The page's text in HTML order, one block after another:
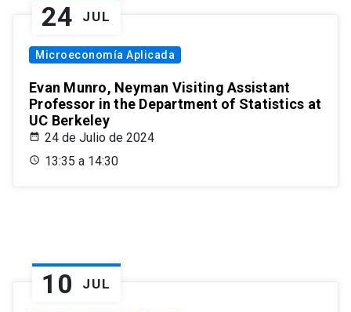
24 JUL
Microeconomía Aplicada
Evan Munro, Neyman Visiting Assistant
Professor in the Department of Statistics at
UC Berkeley
24 de Julio de 2024
13:35 a 14:30
10 JUL